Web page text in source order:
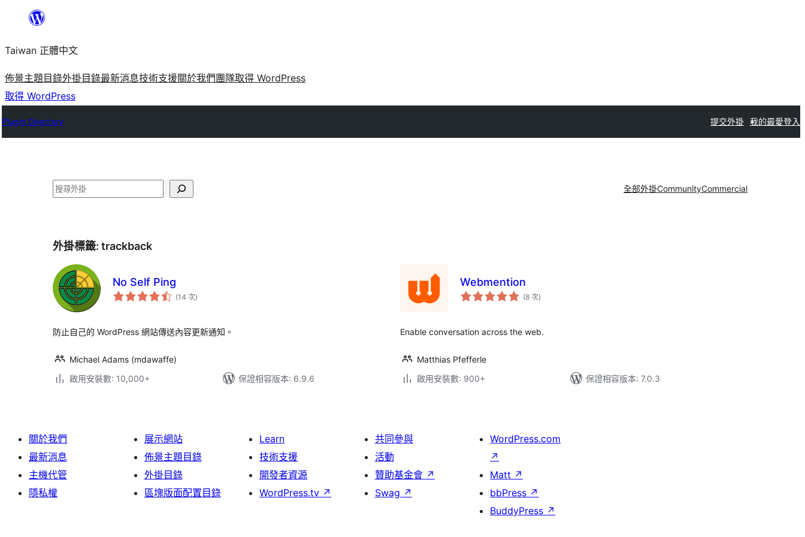
主
要
內
容
Taiwan 正體中文
佈景主題目錄外掛目錄最新消息技術支援關於我們 團隊取得 WordPress
取得 WordPress
Plugin Directory 提交外掛 我的最愛登入
搜
全部外掛CommunityCommercial
外掛標籤: trackback
No Self Ping
(14 次評
分)
防止自己的 WordPress 網站傳送內容更新通知。
Michael Adams (mdawaffe)
啟用安裝數: 10,000+
保證相容版本: 6.9.6
Webmention
(8 次評
分)
Enable conversation across the web.
Matthias Pfefferle
啟用安裝數: 900+
保證相容版本: 7.0.3
關於我們
最新消息
主機代管
隱私權
展示網站
佈景主題目錄
外掛目錄
區塊版面配置目錄
Learn
技術支援
開發者資源
WordPress.tv ↗
共同參與
活動
贊助基金會 ↗
Swag ↗
WordPress.com
↗
Matt ↗
bbPress ↗
BuddyPress ↗